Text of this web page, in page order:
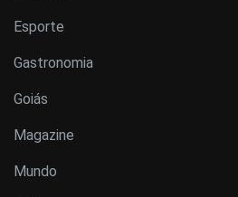
Esporte
Gastronomia
Goiás
Magazine
Mundo